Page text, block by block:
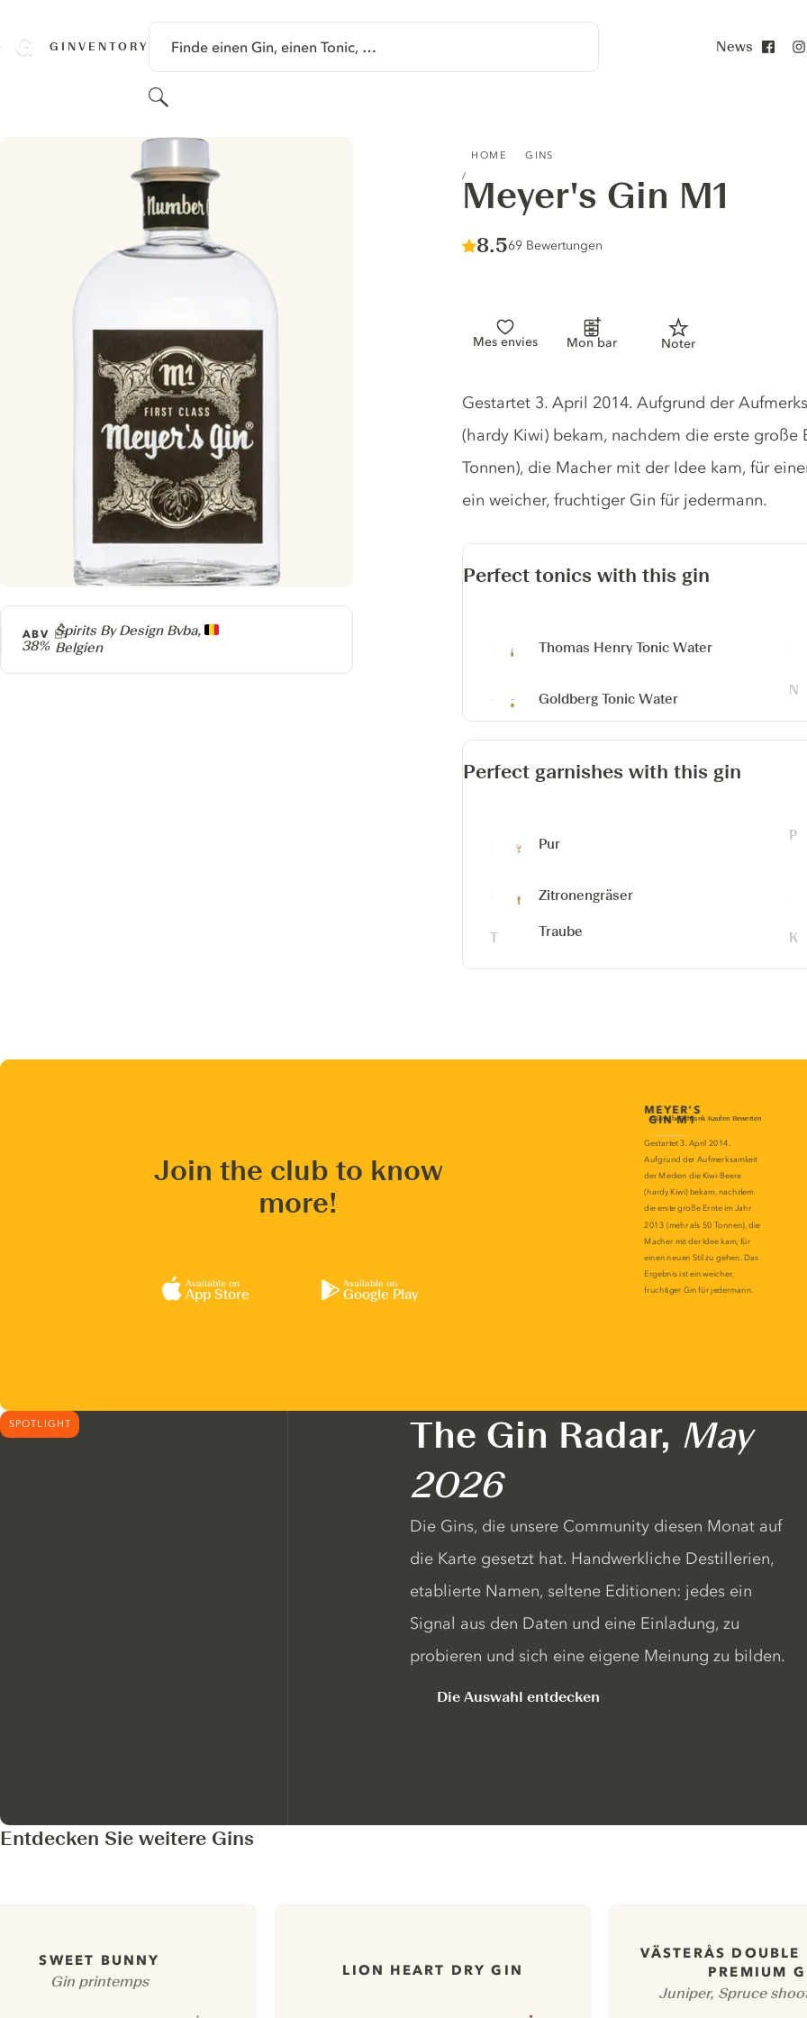
GINVENTORY Finde einen Gin, einen Tonic, …
Suchen
News
HOME GINS
Meyer's Gin M1
Score :
8.5/ 10
69 Bewertungen
Mes envies Mon bar Noter
Producer
Spirits By Design Bvba,
Belgien
ABV
38%
Gin description
Gestartet 3. April 2014. Aufgrund der
(hardy Kiwi) bekam, nachdem die erste große
Tonnen), die Macher mit der Idee kam, für
ein weicher, fruchtiger Gin für jedermann.
Perfect tonics with this gin
Thomas Henry Tonic Water
Goldberg Tonic Water
Perfect garnishes with this gin
Pur
Zitronengräser
Traube
Join the club to know
more!
Available on
App Store
Available on
Google Play
SPOTLIGHT The Gin Radar, May
2026
Die Gins, die unsere Community diesen Monat auf
die Karte gesetzt hat. Handwerkliche Destillerien,
etablierte Namen, seltene Editionen: jedes ein
Signal aus den Daten und eine Einladung, zu
probieren und sich eine eigene Meinung zu bilden.
Die Auswahl entdecken
Entdecken Sie weitere Gins
SWEET BUNNY
Gin printemps
LION HEART DRY GIN
VÄSTERÅS DOUBLE
PREMIUM
Juniper, Spruce